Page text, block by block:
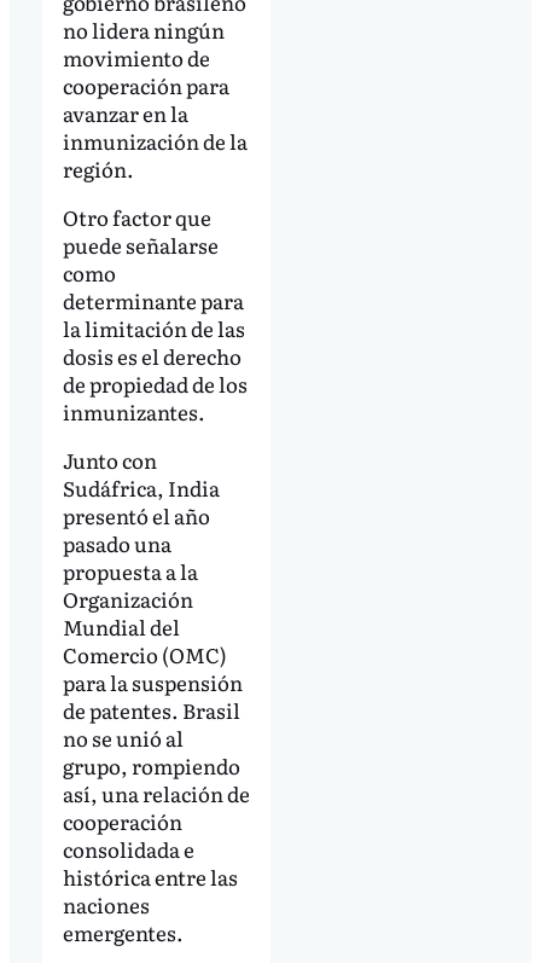
no lidera ningún
movimiento de
cooperación para
avanzar en la
inmunización de la
región.
Otro factor que
puede señalarse
como
determinante para
la limitación de las
dosis es el derecho
de propiedad de los
inmunizantes.
Junto con
Sudáfrica, India
presentó el año
pasado una
propuesta a la
Organización
Mundial del
Comercio (OMC)
para la suspensión
de patentes. Brasil
no se unió al
grupo, rompiendo
así, una relación de
cooperación
consolidada e
histórica entre las
naciones
emergentes.